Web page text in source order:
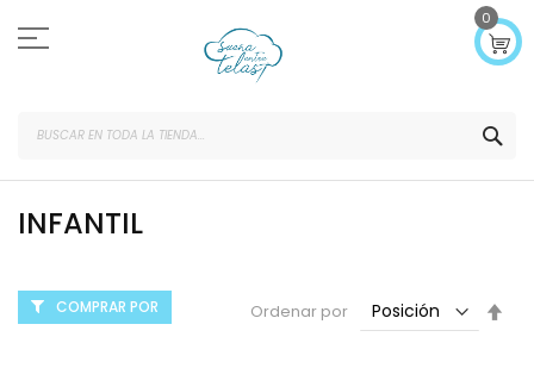
al
contenido
0
INFANTIL
Ordenar por
COMPRAR POR